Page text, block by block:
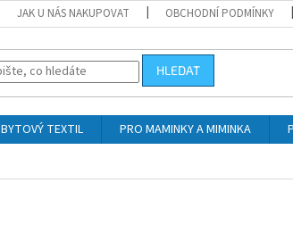
JAK U NÁS NAKUPOVAT OBCHODNÍ PODMÍNKY
HLEDAT
BYTOVÝ TEXTIL PRO MAMINKY A MIMINKA